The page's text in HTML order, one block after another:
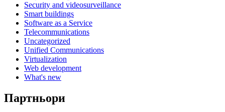
Security and videosurveillance
Smart buildings
Software as a Service
Telecommunications
Uncategorized
Unified Communications
Virtualization
Web development
What's new
Партньори